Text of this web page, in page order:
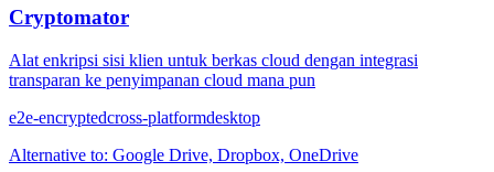
Cryptomator
Alat enkripsi sisi klien untuk berkas cloud dengan integrasi
transparan ke penyimpanan cloud mana pun
e2e-encryptedcross-platformdesktop
Alternative to: Google Drive, Dropbox, OneDrive